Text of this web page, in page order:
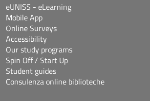
eUNISS - eLearning
Mobile App
Online Surveys
Accessibility
Our study programs
Spin Off / Start Up
Student guides
Consulenza online biblioteche